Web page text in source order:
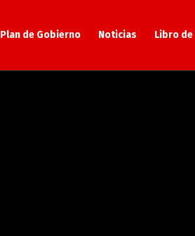
Plan de Gobierno Noticias Libro